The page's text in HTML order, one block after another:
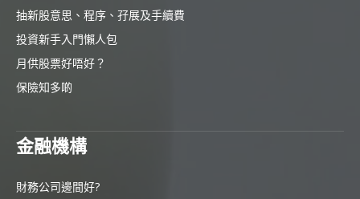
抽新股意思、程序、孖展及手續費
投資新手入門懶人包
月供股票好唔好？
保險知多啲
金融機構
財務公司邊間好?